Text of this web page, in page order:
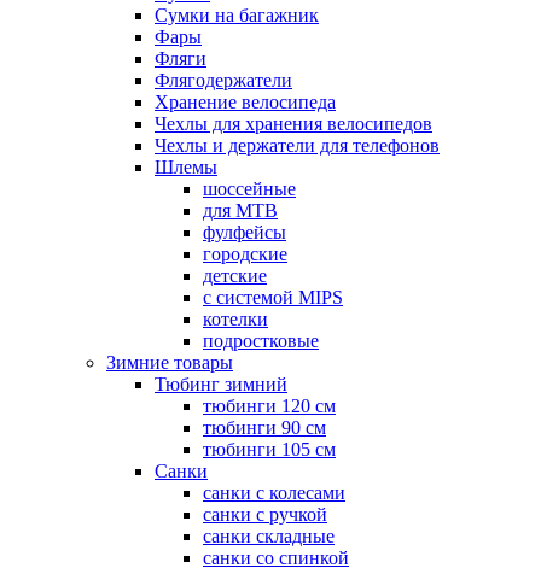
Сумки на багажник
Фары
Фляги
Флягодержатели
Хранение велосипеда
Чехлы для хранения велосипедов
Чехлы и держатели для телефонов
Шлемы
шоссейные
для MTB
фулфейсы
городские
детские
с системой MIPS
котелки
подростковые
Зимние товары
Тюбинг зимний
тюбинги 120 см
тюбинги 90 см
тюбинги 105 см
Санки
санки с колесами
санки с ручкой
санки складные
санки со спинкой